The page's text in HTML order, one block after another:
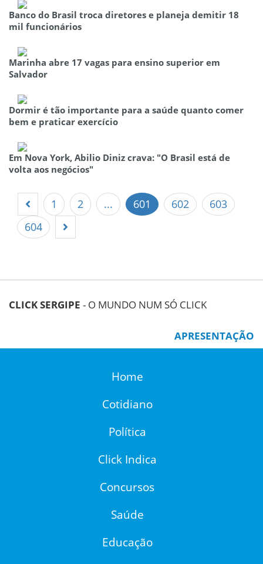
Banco do Brasil troca diretores e planeja demitir 18
mil funcionários
Marinha abre 17 vagas para ensino superior em
Salvador
Dormir é tão importante para a saúde quanto comer
bem e praticar exercício
Em Nova York, Abilio Diniz crava: "O Brasil está de
volta aos negócios"
1 2 ... 601 602
603
604
CLICK SERGIPE - O MUNDO NUM SÓ CLICK
APRESENTAÇÃO
Home
Cotidiano
Política
Click Indica
Concursos
Saúde
Educação